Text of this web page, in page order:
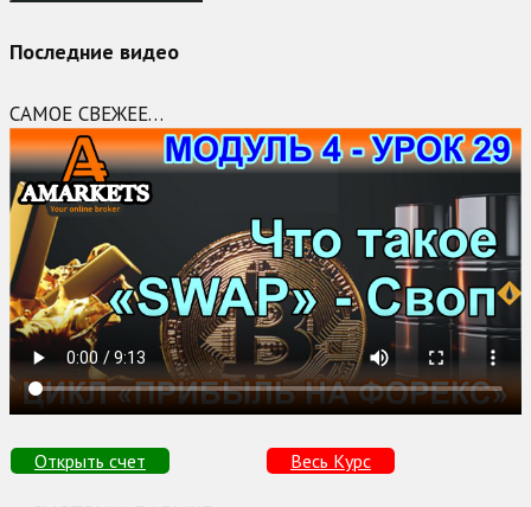
Последние видео
САМОЕ СВЕЖЕЕ…
Открыть счет Весь Курс